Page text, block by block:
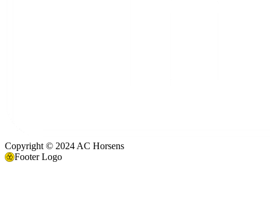
Copyright © 2024 AC Horsens
Footer Logo